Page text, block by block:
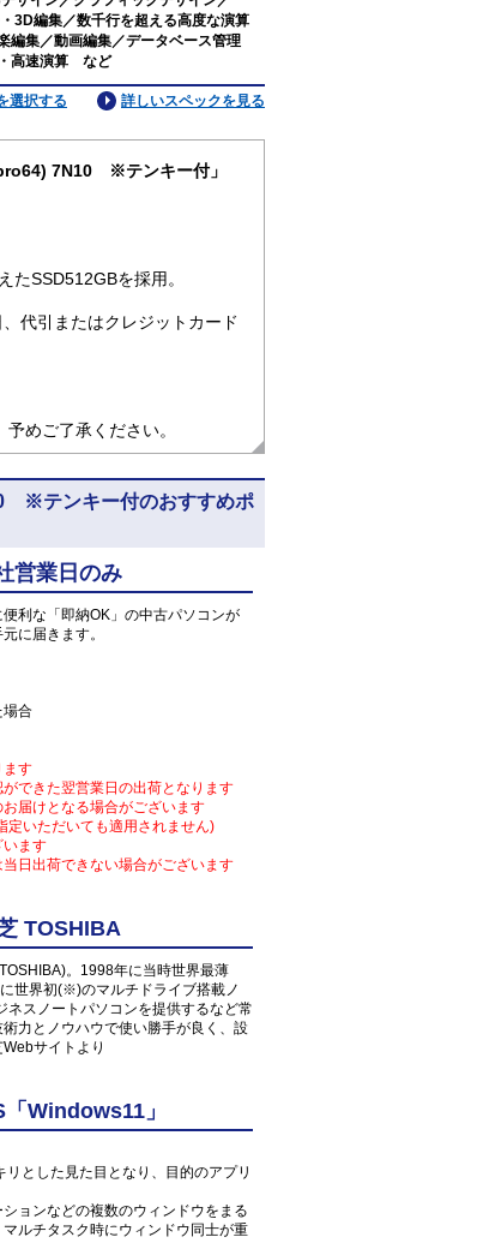
3D編集／数千行を超える高度な演算
編集／動画編集／データベース管理
高速演算 など
詳しいスペックを見る
選択する
7N10 ※テンキー付」
SSD512GBを採用。
代引またはクレジットカード
めご了承ください。
※テンキー付のおすすめポ
営業日のみ
利な「即納OK」の中古パソコンが
に届きます。
場合
ます
できた翌営業日の出荷となります
届けとなる場合がございます
いただいても適用されません)
ます
日出荷できない場合がございます
TOSHIBA
。1998年に当時世界最薄
世界初(※)のマルチドライブ搭載ノ
スノートパソコンを提供するなど常
力とノウハウで使い勝手が良く、設
サイトより
Windows11」
とした見た目となり、目的のアプリ
ョンなどの複数のウィンドウをまる
ルチタスク時にウィンドウ同士が重